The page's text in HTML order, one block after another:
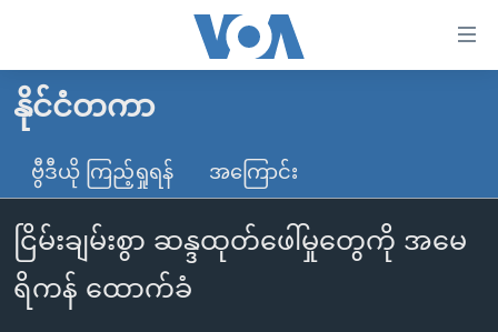
လွယ်ကူ
စေ
သည့်
Link
များ
ပင်မ
မူလစာမျက်နှာ
မြန်မာ
ကမ္ဘာ့သတင်းများ
နိုင်ငံတကာ
အမေရိကန်
ဗွီဒီယို
သတင်းလွတ်လပ်ခွင့်
ရပ်ဝန်းတခု လမ်းတခု အလွန်
နိုင်ငံတကာ
ဗွီဒီယို ကြည့်ရှုရန် အကြောင်း
ငြိမ်းချမ်းစွာ ဆန္ဒထုတ်ဖေါ်မှုတွေကို အမေ
ရိကန် ထောက်ခံ